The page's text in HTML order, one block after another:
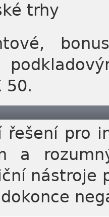
trhy
50.
řešení pro
a
nástroje